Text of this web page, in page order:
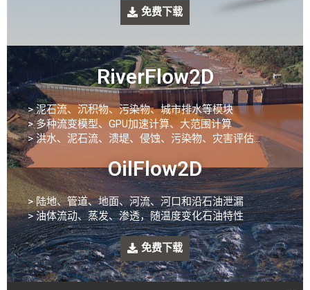
免费下载
RiverFlow2D
> 泥石流、沉积物、污染物、城市排水等模块
> 多种流变模型、GPU加速计算、大范围计算
> 洪水、泥石流、溃堤、侵蚀、污染物、灾害评估...
OilFlow2D
> 陆地、管道、地面、河流、河口和沿石油泄漏
> 油体流动、蒸发、渗透，随温度变化石油特性
免费下载